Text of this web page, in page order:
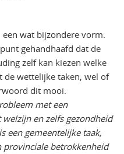
wat bijzondere vorm.
gehandhaafd dat de
zelf kan kiezen welke
de wettelijke taken, wel of
dit mooi.
met een
en zelfs gezondheid
een gemeentelijke taak,
provinciale betrokkenheid